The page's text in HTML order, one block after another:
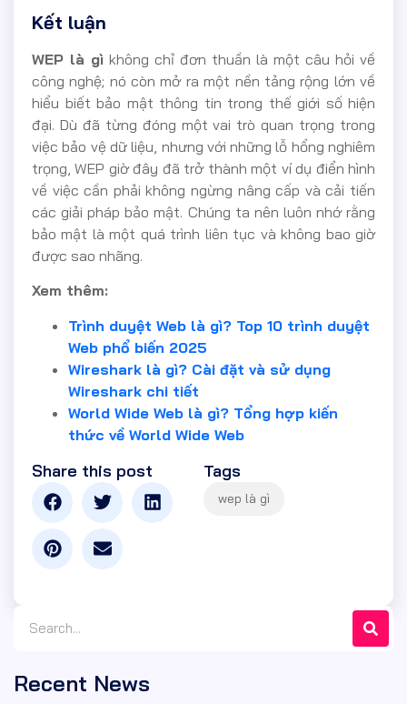
Kết luận
WEP là gì không chỉ đơn thuần là một câu hỏi về
công nghệ; nó còn mở ra một nền tảng rộng lớn về
hiểu biết bảo mật thông tin trong thế giới số hiện
đại. Dù đã từng đóng một vai trò quan trọng trong
việc bảo vệ dữ liệu, nhưng với những lỗ hổng nghiêm
trọng, WEP giờ đây đã trở thành một ví dụ điển hình
về việc cần phải không ngừng nâng cấp và cải tiến
các giải pháp bảo mật. Chúng ta nên luôn nhớ rằng
bảo mật là một quá trình liên tục và không bao giờ
được sao nhãng.
Xem thêm:
Trình duyệt Web là gì? Top 10 trình duyệt
Web phổ biến 2025
Wireshark là gì? Cài đặt và sử dụng
Wireshark chi tiết
World Wide Web là gì? Tổng hợp kiến
thức về World Wide Web
Share this post Tags
Recent News